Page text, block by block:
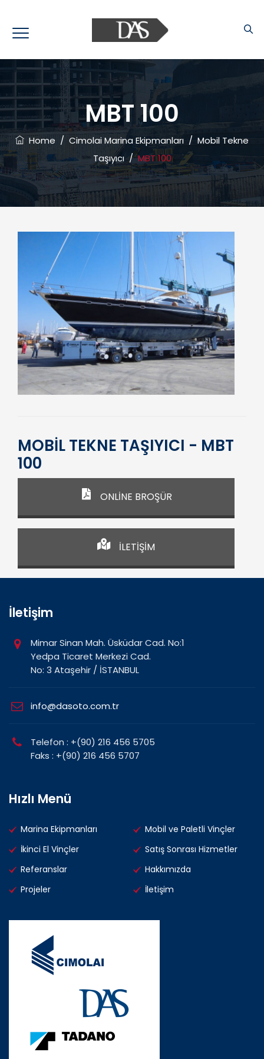
MBT 100
Home / Cimolai Marina Ekipmanları / Mobil Tekne
Taşıyıcı/MBT 100
MOBİL TEKNE TAŞIYICI - MBT
100
ONLİNE BROŞÜR
İLETİŞİM
İletişim
Mimar Sinan Mah. Üsküdar Cad. No:1
Yedpa Ticaret Merkezi Cad.
No: 3 Ataşehir / İSTANBUL
info@dasoto.com.tr
Telefon : +(90) 216 456 5705
Faks : +(90) 216 456 5707
Hızlı Menü
Marina Ekipmanları
Mobil ve Paletli Vinçler
İkinci El Vinçler
Satış Sonrası Hizmetler
Referanslar
Hakkımızda
Projeler
İletişim